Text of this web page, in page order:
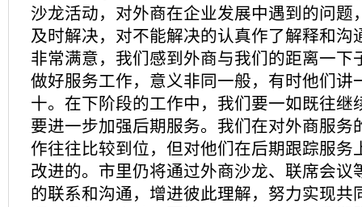
沙龙活动，对外商在企业发展中遇到的问题
及时解决，对不能解决的认真作了解释和沟
非常满意，我们感到外商与我们的距离一下
做好服务工作，意义非同一般，有时他们讲
十。在下阶段的工作中，我们要一如既往继
要进一步加强后期服务。我们在对外商服务
作往往比较到位，但对他们在后期跟踪服务
改进的。市里仍将通过外商沙龙、联席会议
的联系和沟通，增进彼此理解，努力实现共